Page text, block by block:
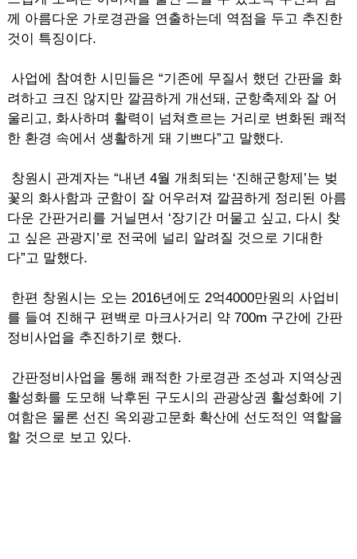
께 아름다운 가로경관을 연출하는데 역점을 두고 추진한
것이 특징이다.
사업에 참여한 시민들은 “기존에 무질서 했던 간판을 화
려하고 크진 않지만 깔끔하게 개선돼, 군항축제와 잘 어
울리고, 화사하며 활력이 넘쳐흐르는 거리로 변화된 쾌적
한 환경 속에서 생활하게 돼 기쁘다”고 말했다.
창원시 관계자는 “내년 4월 개최되는 ‘진해군항제’는 벚
꽃의 화사함과 군함이 잘 어우러져 깔끔하게 정리된 아름
다운 간판거리를 거닐면서 ‘장기간 머물고 싶고, 다시 찾
고 싶은 관광지’로 전국에 널리 알려질 것으로 기대한
다”고 말했다.
한편 창원시는 오는 2016년에도 2억4000만원의 사업비
를 들여 진해구 편백로 마크사거리 약 700m 구간에 간판
정비사업을 추진하기로 했다.
간판정비사업을 통해 쾌적한 가로경관 조성과 지역상권
활성화를 도모해 낙후된 구도시의 관광상권 활성화에 기
여함은 물론 선진 옥외광고문화 확산에 선도적인 역할을
할 것으로 보고 있다.